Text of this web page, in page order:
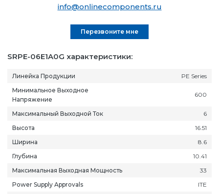
SRPE-06E1A0G характеристики:
Линейка Продукции
PE Series
Минимальное Выходное
Напряжение
600
Максимальный Выходной Ток
6
Высота
16.51
Ширина
8.6
Глубина
10.41
Максимальная Выходная Мощность
33
Power Supply Approvals
ITE
info@onlinecomponents.ru
Перезвоните мне